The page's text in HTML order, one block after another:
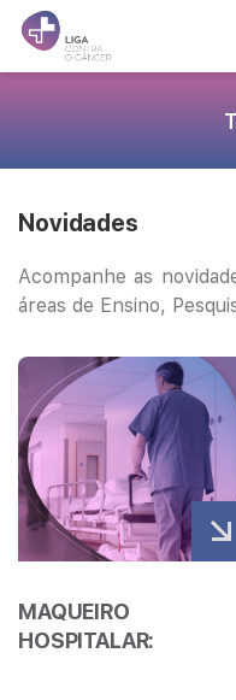
Novidades
Acompanhe as
áreas de Ensino,
Veja mais
MAQUEIRO
HOSPITALAR: